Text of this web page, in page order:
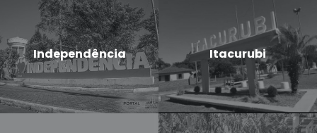
Independência Itacurubi